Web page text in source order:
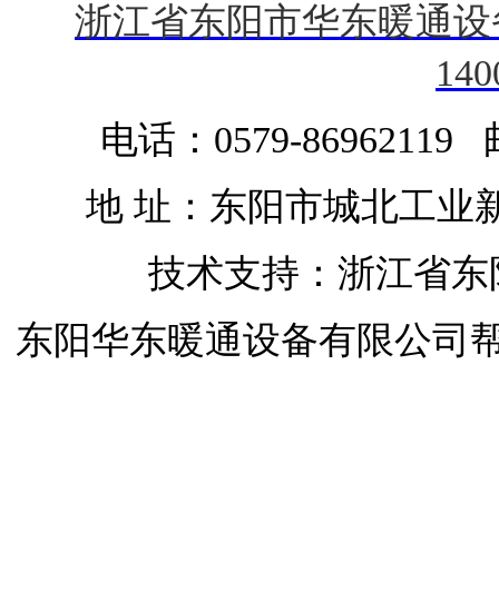
浙江省东阳市华东暖通
电话：0579-86962119
地 址：东阳市城北工业
技术支持：浙江省
东阳华东暖通设备有限公司